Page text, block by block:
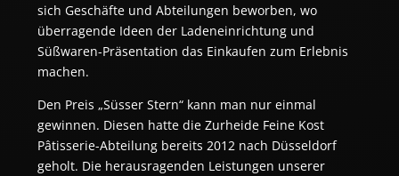
sich Geschäfte und Abteilungen beworben, wo
überragende Ideen der Ladeneinrichtung und
Süßwaren-Präsentation das Einkaufen zum Erlebnis
machen.
Den Preis „Süsser Stern“ kann man nur einmal
gewinnen. Diesen hatte die Zurheide Feine Kost
Pâtisserie-Abteilung bereits 2012 nach Düsseldorf
geholt. Die herausragenden Leistungen unserer